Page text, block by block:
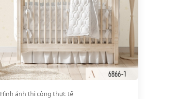
Hình ảnh thi công thực tế